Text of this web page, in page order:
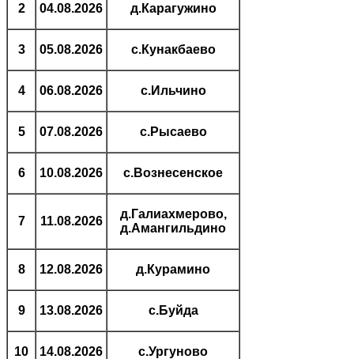
2 04.08.2026 д.Карагужино
3 05.08.2026 с.Кунакбаево
4 06.08.2026 с.Ильчино
5 07.08.2026 с.Рысаево
6 10.08.2026 с.Вознесенское
7 11.08.2026
д.Галиахмерово,
д.Амангильдино
8 12.08.2026 д.Курамино
9 13.08.2026 с.Буйда
10 14.08.2026 с.Ургуново